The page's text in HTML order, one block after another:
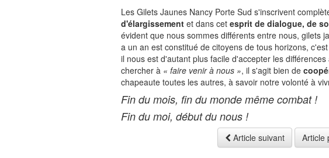
Les Gilets Jaunes Nancy Porte Sud s'inscrivent
d'élargissement et dans cet esprit de dialogue, de
évident que nous sommes différents entre nous, gilets
a un an est constitué de citoyens de tous horizons,
il nous est d'autant plus facile d'accepter les
chercher à « faire venir à nous », il s'agit bien de
chapeaute toutes les autres, à savoir notre volonté à
Fin du mois, fin du monde même combat !
Fin du moi, début du nous !
Article suivant Article